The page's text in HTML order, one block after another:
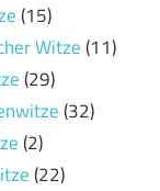
(15)
Witze(11)
(29)
(32)
(2)
(22)